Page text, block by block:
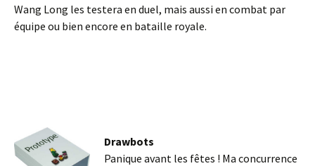
Wang Long les testera en duel, mais aussi en combat par
équipe ou bien encore en bataille royale.
Drawbots
Panique avant les fêtes ! Ma concurrence